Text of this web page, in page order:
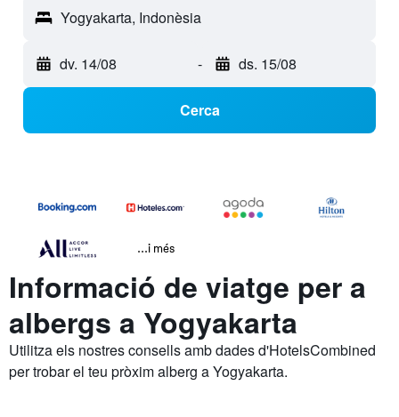
Yogyakarta, Indonèsia
dv. 14/08 - ds. 15/08
Cerca
...i més
Informació de viatge per a
albergs a Yogyakarta
Utilitza els nostres consells amb dades d'HotelsCombined
per trobar el teu pròxim alberg a Yogyakarta.